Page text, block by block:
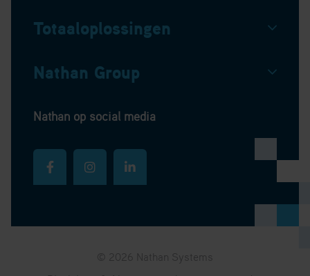
Totaaloplossingen
Nathan Group
Nathan op social media
© 2026 Nathan Systems